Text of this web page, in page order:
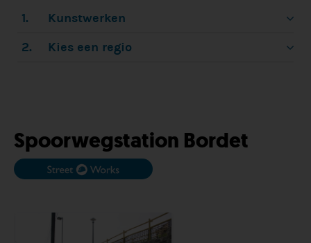
1.
Kunstwerken
2.
Kies een regio
Spoorwegstation Bordet